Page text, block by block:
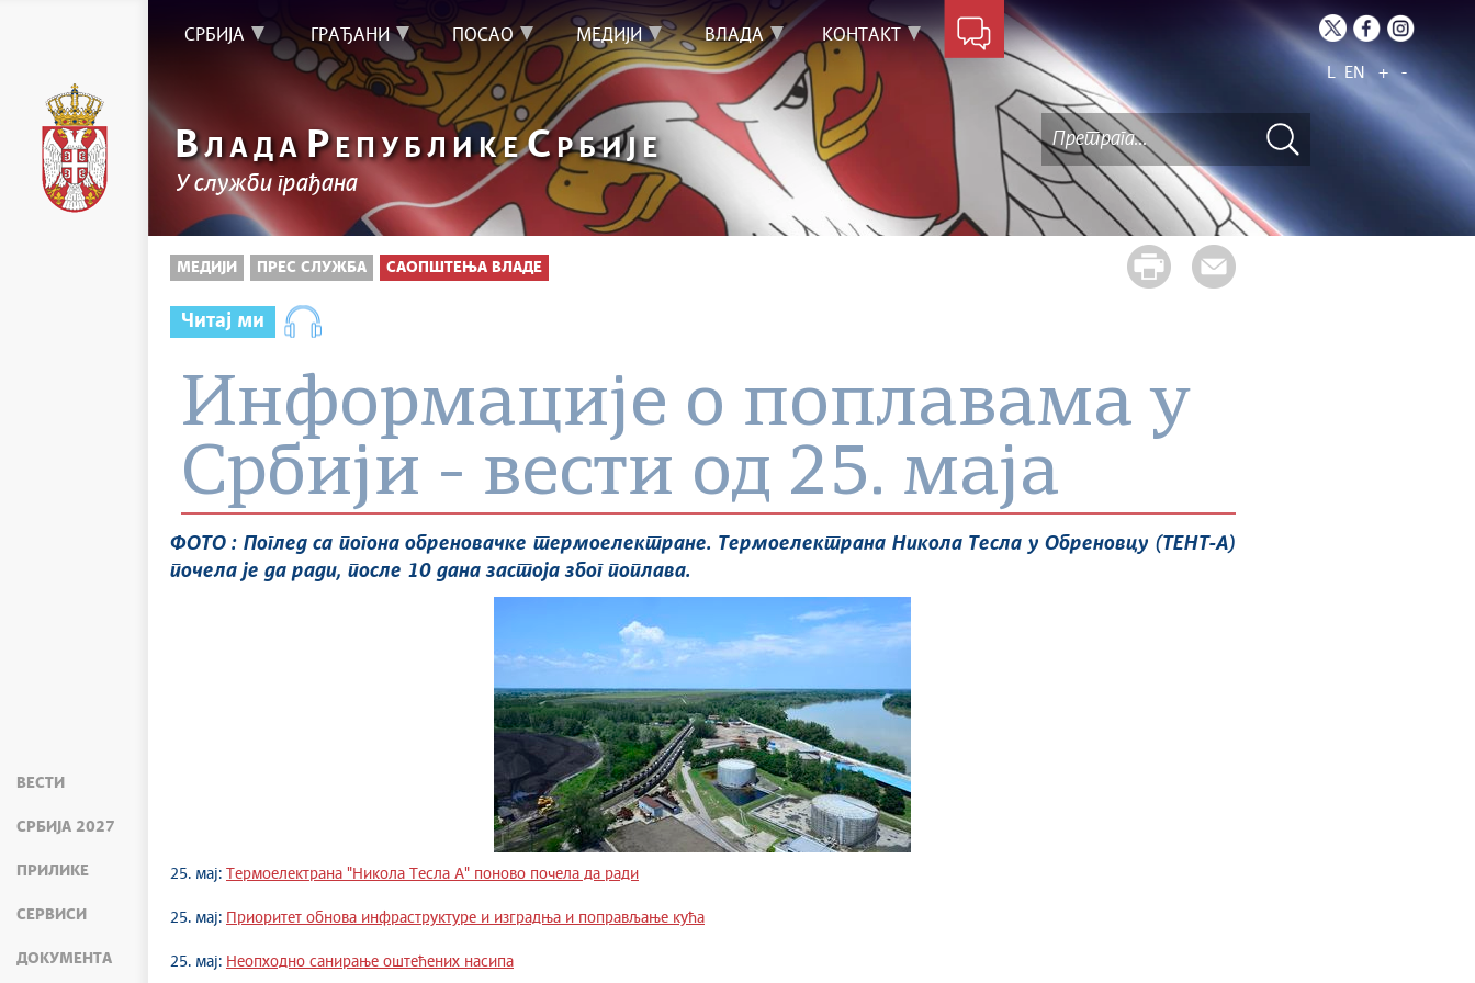
ВЕСТИ
СРБИЈА 2027
ПРИЛИКЕ
СЕРВИСИ
ДОКУМЕНТА
СРБИЈА ГРАЂАНИ ПОСАО МЕДИЈИ ВЛАДА КОНТАКТ
L EN + -
ВЛАДА Р ЕПУБЛИКЕС РБИЈЕ
У служби грађана
МЕДИЈИ ПРЕС СЛУЖБА САОПШТЕЊА ВЛАДЕ
Читај ми
Информације о поплавама у
Србији - вести од 25. маја
ФОТО : Поглед са погона обреновачке термоелектране. Термоелектрана Никола Тесла у Обреновцу (ТЕНТ-А)
почела је да ради, после 10 дана застоја због поплава.
25. мај: Термоелектрана "Никола Тесла А" поново почела да ради
25. мај: Приоритет обнова инфраструктуре и изградња и поправљање кућа
25. мај: Неопходно санирање оштећених насипа